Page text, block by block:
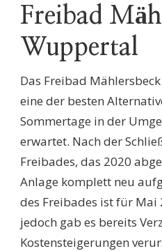
Freibad
Wuppertal
Das Freibad
eine der besten
Sommertage in der
erwartet. Nach der
Freibades, das 2020
Anlage komplett neu
des Freibades ist für Mai
jedoch gab es bereits
Kostensteigerungen